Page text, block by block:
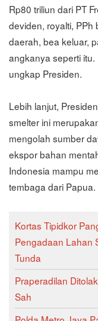
Rp80 triliun dari PT
deviden, royalti, PPh
daerah, bea keluar,
angkanya seperti
ungkap Presiden.
Lebih lanjut,
smelter ini
mengolah sumber
ekspor bahan
Indonesia mampu
tembaga dari Papua.
Kortas Tipidkor
Pengadaan Lahan
Tunda
Praperadilan
Sah